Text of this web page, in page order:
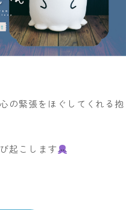
の緊張をほぐしてくれる抱
起こします